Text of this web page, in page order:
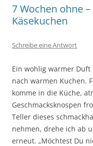
7 Wochen ohne
Käsekuchen
Schreibe eine Antwort
Ein wohlig warmer
nach warmen Kuchen.
komme in die Küche,
Geschmacksknospen
Teller dieses
nehmen, drehe ich ab
erneut. „Möchtest Du